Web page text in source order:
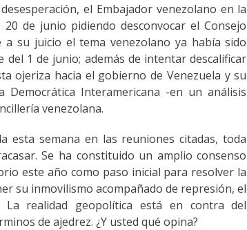
el Embajador venezolano en la
de junio pidiendo desconvocar el Consejo
su juicio el tema venezolano ya había sido
1 de junio; además de intentar descalificar
ojeriza hacia el gobierno de Venezuela y su
Interamericana -en un análisis
venezolana.
esta semana en las reuniones citadas, toda
Se ha constituido un amplio consenso
este año como paso inicial para resolver la
su inmovilismo acompañado de represión, el
La realidad geopolítica está en contra del
de ajedrez. ¿Y usted qué opina?